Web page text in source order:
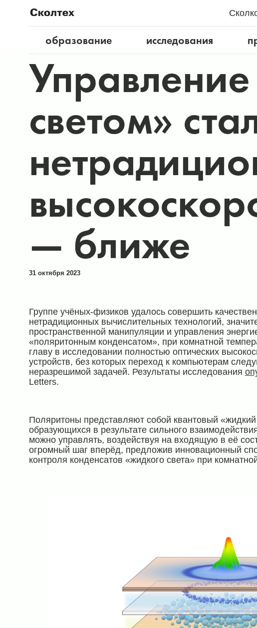
образование
исследования
светом»
— ближе
31 октября 2023
Группе учёных-физиков удалось совершить
нетрадиционных вычислительных технологий,
пространственной манипуляции и управления
«поляритонным конденсатом», при комнатной
главу в исследовании полностью оптических
устройств, без которых переход к компьютерам
неразрешимой задачей. Результаты исследования
Letters.
Поляритоны представляют собой квантовый
образующихся в результате сильного
можно управлять, воздействуя на входящую в её
огромный шаг вперёд, предложив инновационный
контроля конденсатов «жидкого света» при